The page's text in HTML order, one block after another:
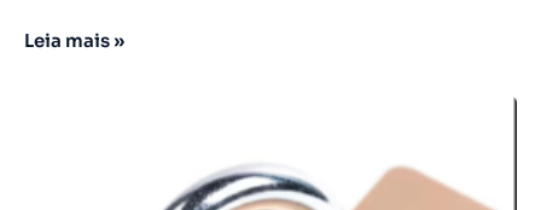
Leia mais »